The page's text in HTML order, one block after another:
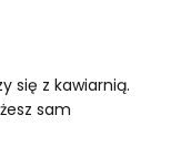
się z kawiarnią.
sam